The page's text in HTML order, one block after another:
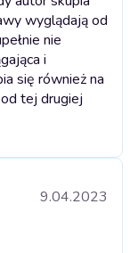
wyglądają od
nie
i
się również na
tej drugiej
9.04.2023